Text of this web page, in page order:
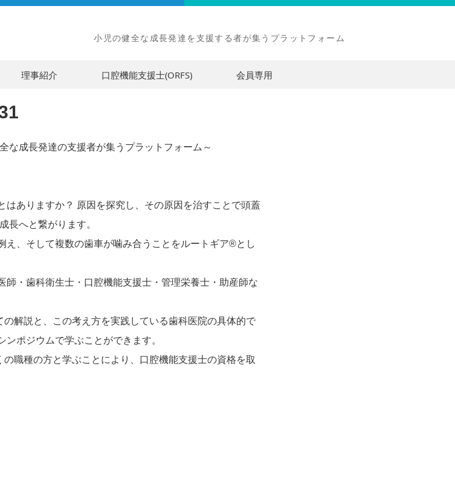
小児の健全な成長発達を支援する者が集うプラットフォーム
理事紹介 口腔機能支援士(ORFS) 会員専用
な成長発達の支援者が集うプラットフォーム～
はありますか？ 原因を探究し、その原因を治すことで頭蓋
長へと繋がります。
え、そして複数の歯車が噛み合うことをルートギア®とし
師・歯科衛生士・口腔機能支援士・管理栄養士・助産師な
解説と、この考え方を実践している歯科医院の具体的で
ポジウムで学ぶことができます。
職種の方と学ぶことにより、口腔機能支援士の資格を取